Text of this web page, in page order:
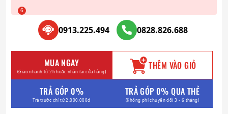
0913.225.494 0828.826.688
MUA NGAY
(Giao nhanh từ 2h hoặc nhận tại cửa hàng) THÊM VÀO GIỎ
TRẢ GÓP 0%
Trả trước chỉ từ 2.000.000đ
TRẢ GÓP 0% QUA THẺ
(Không phí chuyển đổi 3 - 6 tháng)